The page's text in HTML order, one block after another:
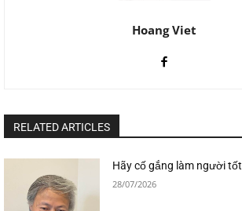
Hoang Viet
RELATED ARTICLES
Hãy cố gắng làm người tốt
28/07/2026